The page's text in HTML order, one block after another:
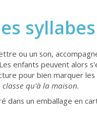
syllabes
ou un son,
enfants peuvent alors
pour bien marquer
qu'à la maison.
un emballage en